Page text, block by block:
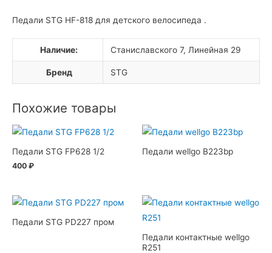
Педали STG НF-818 для детского велосипеда .
Наличие: Станиславского 7, Линейная 29
Бренд STG
Похожие товары
Педали STG FP628 1/2
400 ₽
Педали wellgo B223bp
Педали STG PD227 пром
Педали контактные wellgo
R251